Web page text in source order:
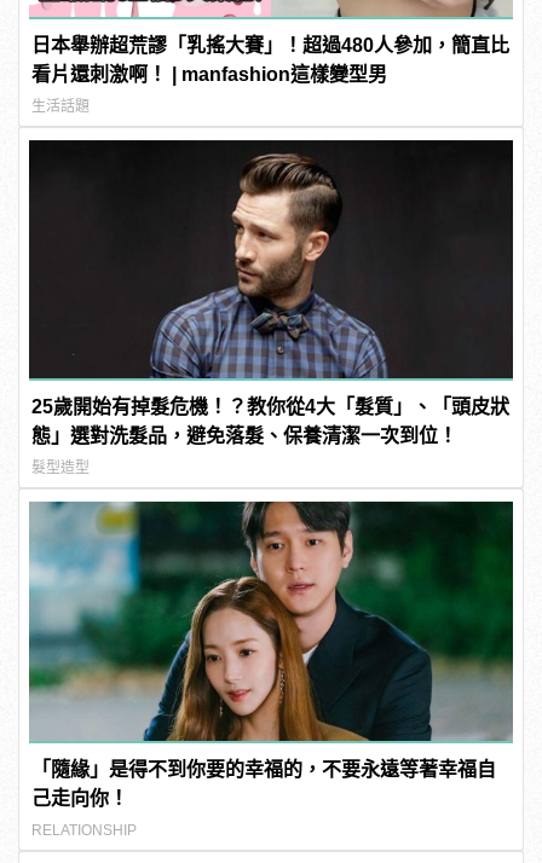
日本舉辦超荒謬「乳搖大賽」！超過480人參加，簡直比
看片還刺激啊！ | manfashion這樣變型男
生活話題
25歲開始有掉髮危機！？教你從4大「髮質」、「頭皮狀
態」選對洗髮品，避免落髮、保養清潔一次到位！
髮型造型
「隨緣」是得不到你要的幸福的，不要永遠等著幸福自
己走向你！
RELATIONSHIP